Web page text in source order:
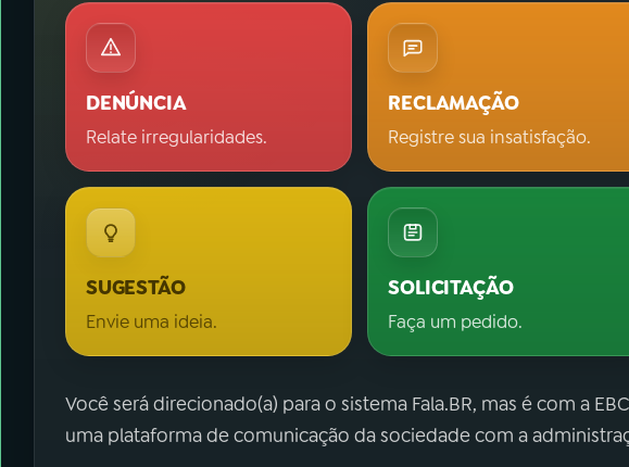
DENÚNCIA
Relate irregularidades.
RECLAMAÇÃO
Registre sua insatisfação.
SUGESTÃO
Envie uma ideia.
SOLICITAÇÃO
Faça um pedido.
Você será direcionado(a) para o sistema Fala.BR, mas é com a
uma plataforma de comunicação da sociedade com a